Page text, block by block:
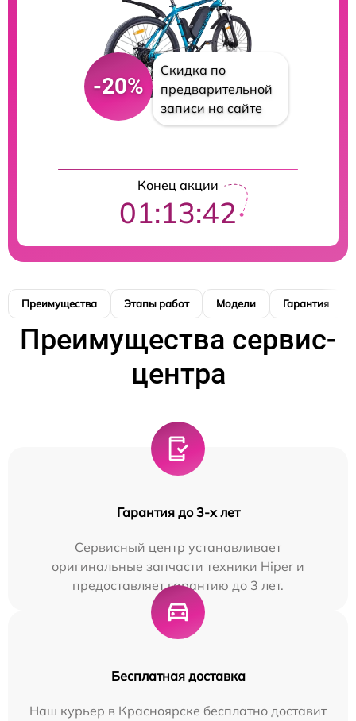
-20%
Скидка по
предварительной
записи на сайте
Конец акции
01:13:41
Преимущества Этапы работ Модели Гарантия
Преимущества сервис-
центра
Гарантия до 3-х лет
Сервисный центр устанавливает
оригинальные запчасти техники Hiper и
предоставляет гарантию до 3 лет.
Бесплатная доставка
Наш курьер в Красноярске бесплатно доставит